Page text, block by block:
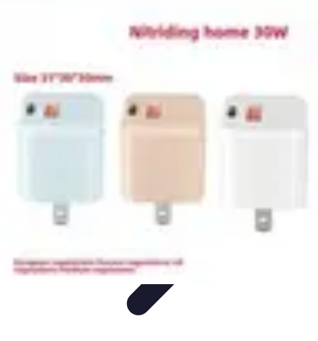
IngrédientsRoutine de soinsBienfaits des
Soins Coréens